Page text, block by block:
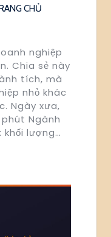
CHỦ
nghiệp
Chia sẻ này
tích, mà
nhỏ khác
Ngày xưa,
Ngành
lượng…